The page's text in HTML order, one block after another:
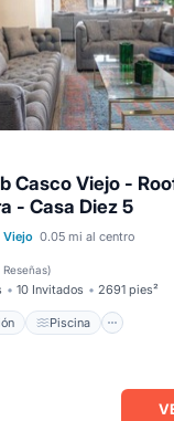
Casco Viejo -
- Casa Diez 5
Viejo 0.05 mi al centro
Reseñas)
10 Invitados 2691 pies²
Piscina
Calefacción
Piscina